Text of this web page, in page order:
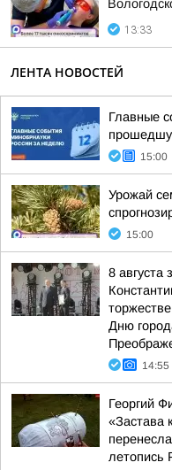
13:33
ЛЕНТА НОВОСТЕЙ
Главные
15:00
Урожай
15:00
8 августа
Дню
14:55
Георгий
«Застава
летопись